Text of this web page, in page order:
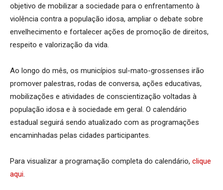
objetivo de mobilizar a sociedade para o enfrentamento à
violência contra a população idosa, ampliar o debate sobre
envelhecimento e fortalecer ações de promoção de direitos,
respeito e valorização da vida.
Ao longo do mês, os municípios sul-mato-grossenses irão
promover palestras, rodas de conversa, ações educativas,
mobilizações e atividades de conscientização voltadas à
população idosa e à sociedade em geral. O calendário
estadual seguirá sendo atualizado com as programações
encaminhadas pelas cidades participantes.
Para visualizar a programação completa do calendário, clique
aqui.